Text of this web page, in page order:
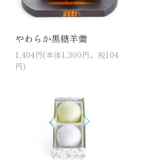
やわらか黒糖羊羹
1,404円(本体1,300円、税104
円)